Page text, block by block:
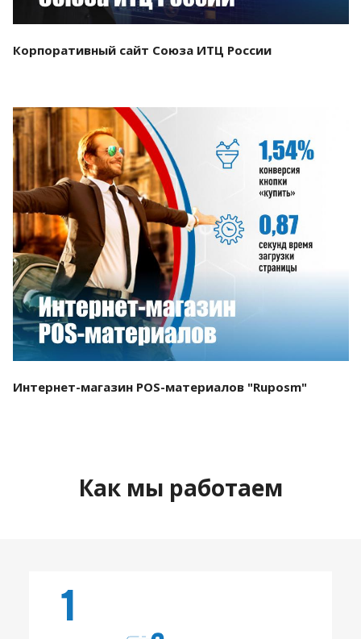
Корпоративный сайт Союза ИТЦ России
Смотреть проект
Интернет-магазин POS-материалов "Ruposm"
Как мы работаем
1